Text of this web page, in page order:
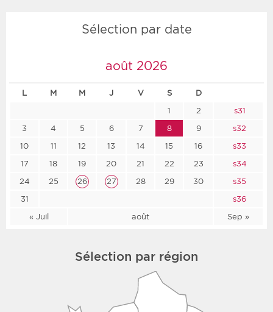
Sélection par date
août 2026
L M M J V S D
« Juil août Sep »
1 2
s31
3
4 5 6 7 8 9
s32
10
11 12 13 14 15 16
s33
17
18 19 20 21 22 23
s34
24
25 26 27 28 29 30
s35
31
s36
Sélection par région